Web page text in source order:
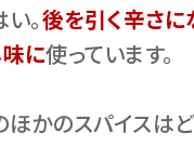
。後を引く辛さに
に使っています。
かのスパイスは